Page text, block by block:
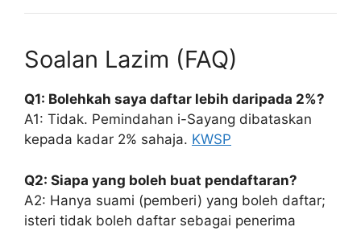
Soalan Lazim (FAQ)
Q1: Bolehkah saya daftar lebih daripada 2%?
A1: Tidak. Pemindahan i-Sayang dibataskan
kepada kadar 2% sahaja. KWSP
Q2: Siapa yang boleh buat pendaftaran?
A2: Hanya suami (pemberi) yang boleh daftar;
isteri tidak boleh daftar sebagai penerima